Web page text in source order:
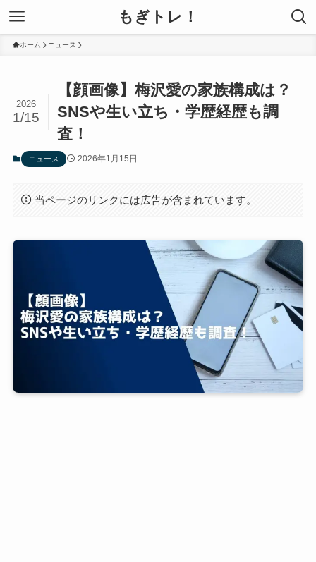
もぎトレ！
ホーム ニュース
【顔画像】梅沢愛の家族構成は？
SNSや生い立ち・学歴経歴も調
査！
2026
1/15
ニュース 2026年1月15日
当ページのリンクには広告が含まれています。